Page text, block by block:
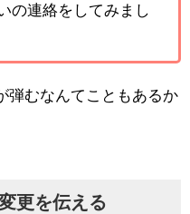
の連絡をしてみまし
弾むなんてこともあるか
更を伝える